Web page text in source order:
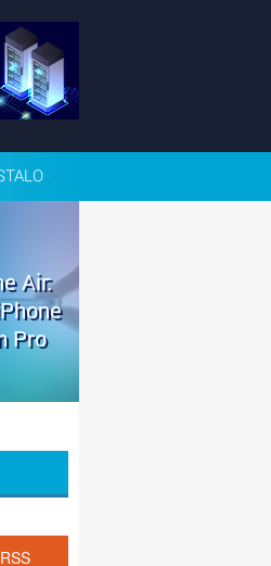
Air:
Pro
RSS